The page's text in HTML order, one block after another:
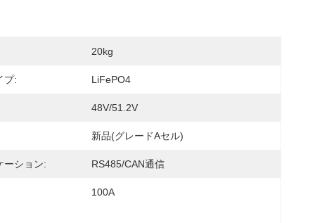
20kg
プ: LiFePO4
48V/51.2V
新品(グレードAセル)
ーション: RS485/CAN通信
100A